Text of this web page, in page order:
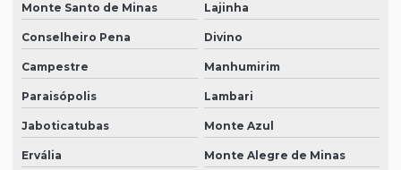
Monte Santo de Minas Lajinha
Conselheiro Pena Divino
Campestre Manhumirim
Paraisópolis Lambari
Jaboticatubas Monte Azul
Ervália Monte Alegre de Minas